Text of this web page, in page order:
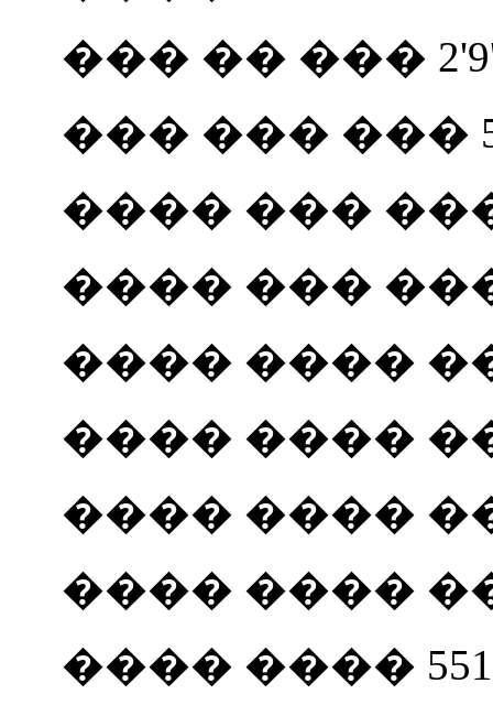
��� �� ���
��� ��� ���
���� ��� �����
���� ��� ���
���� ����
���� ����
���� ����
���� ����
���� ���� 551